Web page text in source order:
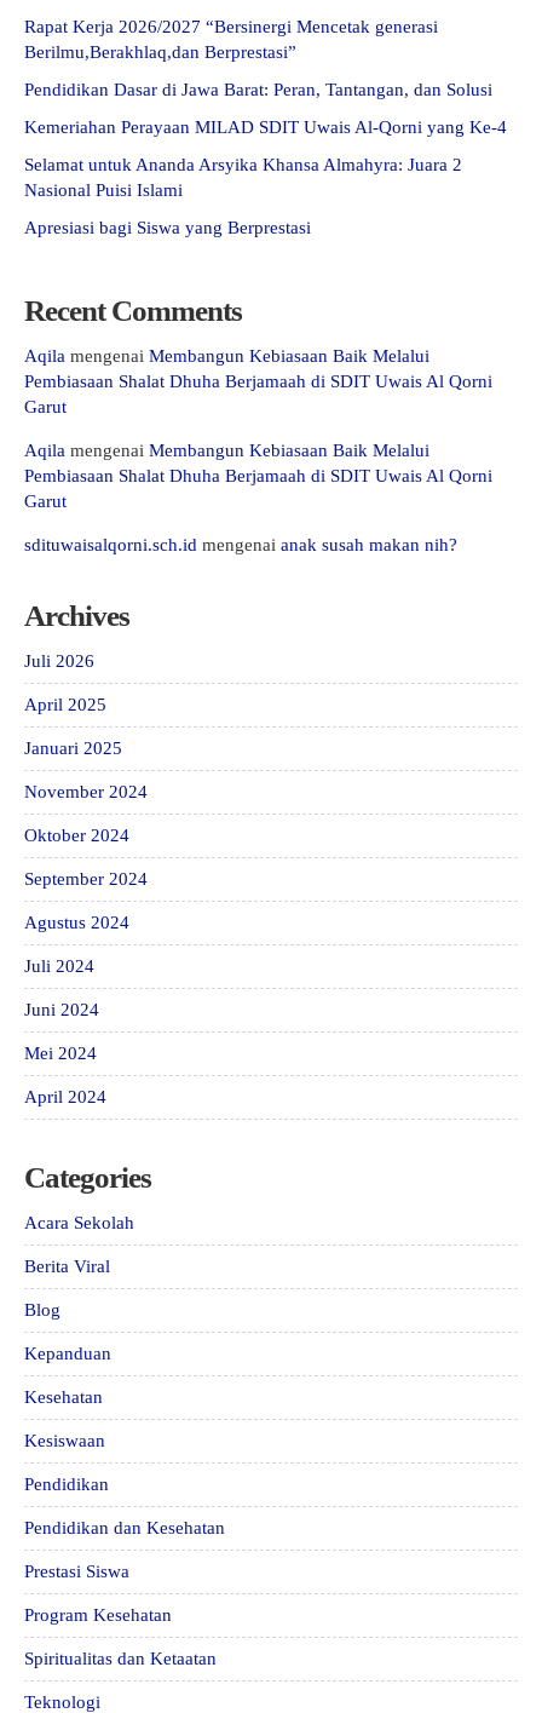
Rapat Kerja 2026/2027 “Bersinergi Mencetak generasi
Berilmu,Berakhlaq,dan Berprestasi”
Pendidikan Dasar di Jawa Barat: Peran, Tantangan, dan Solusi
Kemeriahan Perayaan MILAD SDIT Uwais Al-Qorni yang Ke-4
Selamat untuk Ananda Arsyika Khansa Almahyra: Juara 2
Nasional Puisi Islami
Apresiasi bagi Siswa yang Berprestasi
Recent Comments
Aqila mengenai Membangun Kebiasaan Baik Melalui
Pembiasaan Shalat Dhuha Berjamaah di SDIT Uwais Al Qorni
Garut
Aqila mengenai Membangun Kebiasaan Baik Melalui
Pembiasaan Shalat Dhuha Berjamaah di SDIT Uwais Al Qorni
Garut
sdituwaisalqorni.sch.id mengenai anak susah makan nih?
Archives
Juli 2026
April 2025
Januari 2025
November 2024
Oktober 2024
September 2024
Agustus 2024
Juli 2024
Juni 2024
Mei 2024
April 2024
Categories
Acara Sekolah
Berita Viral
Blog
Kepanduan
Kesehatan
Kesiswaan
Pendidikan
Pendidikan dan Kesehatan
Prestasi Siswa
Program Kesehatan
Spiritualitas dan Ketaatan
Teknologi